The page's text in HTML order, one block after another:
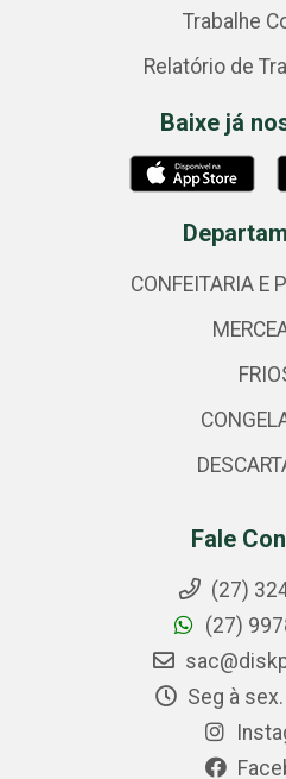
Trabalhe
Relatório de
Baixe já
CONFEITARIA E
Fale
(27)
(27)
Seg à